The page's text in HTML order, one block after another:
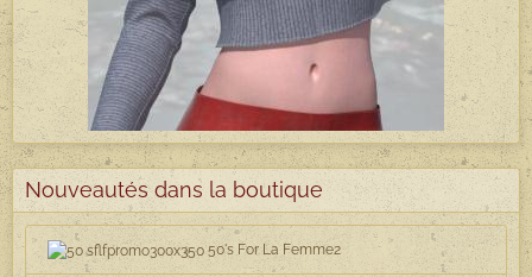
Nouveautés dans la boutique
50's For La Femme2